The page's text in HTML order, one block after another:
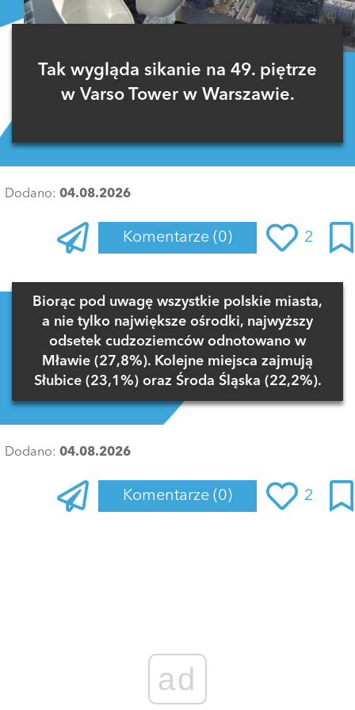
Tak wygląda sikanie na 49. piętrze
w Varso Tower w Warszawie.
Dodano: 04.08.2026
Komentarze (0) 2
Zaloguj się, aby dodać komentarz
Biorąc pod uwagę wszystkie polskie miasta,
a nie tylko największe ośrodki, najwyższy
odsetek cudzoziemców odnotowano w
Mławie (27,8%). Kolejne miejsca zajmują
Słubice (23,1%) oraz Środa Śląska (22,2%).
Dodano: 04.08.2026
Komentarze (0) 2
ad